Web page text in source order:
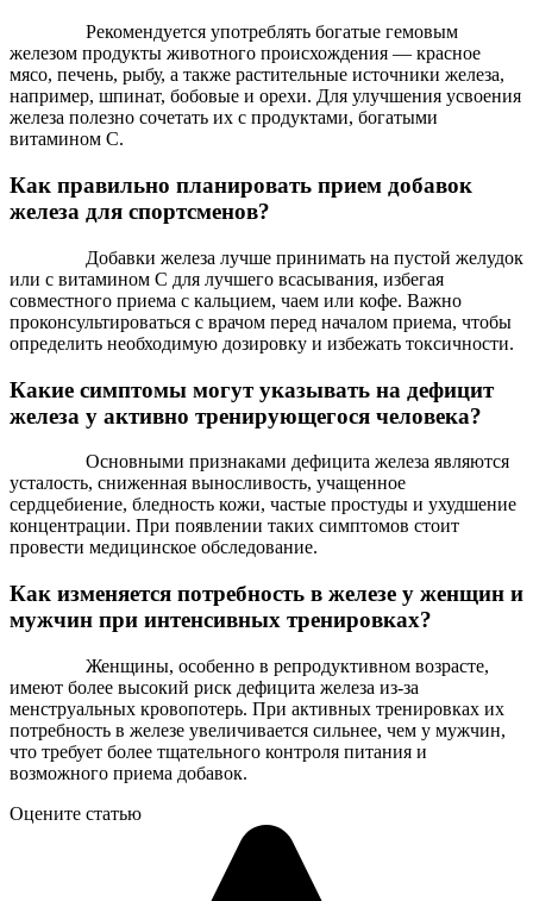
Рекомендуется употреблять богатые гемовым
железом продукты животного происхождения — красное
мясо, печень, рыбу, а также растительные источники железа,
например, шпинат, бобовые и орехи. Для улучшения усвоения
железа полезно сочетать их с продуктами, богатыми
витамином C.
Как правильно планировать прием добавок
железа для спортсменов?
Добавки железа лучше принимать на пустой желудок
или с витамином C для лучшего всасывания, избегая
совместного приема с кальцием, чаем или кофе. Важно
проконсультироваться с врачом перед началом приема, чтобы
определить необходимую дозировку и избежать токсичности.
Какие симптомы могут указывать на дефицит
железа у активно тренирующегося человека?
Основными признаками дефицита железа являются
усталость, сниженная выносливость, учащенное
сердцебиение, бледность кожи, частые простуды и ухудшение
концентрации. При появлении таких симптомов стоит
провести медицинское обследование.
Как изменяется потребность в железе у женщин и
мужчин при интенсивных тренировках?
Женщины, особенно в репродуктивном возрасте,
имеют более высокий риск дефицита железа из-за
менструальных кровопотерь. При активных тренировках их
потребность в железе увеличивается сильнее, чем у мужчин,
что требует более тщательного контроля питания и
возможного приема добавок.
Оцените статью